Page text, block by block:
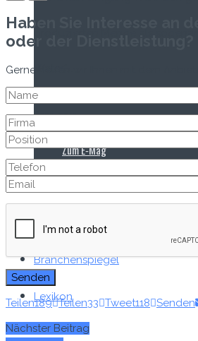
Read more
Zum E‑Mag
Events
Firmenportraits
Branchenspiegel
Lexikon
Haben Sie Interesse an
oder der Dienstleistung?
Gerne helfen wir Ihnen mit dem
Teilen189 Teilen33 Tweet118 Senden
Nächster Beitrag